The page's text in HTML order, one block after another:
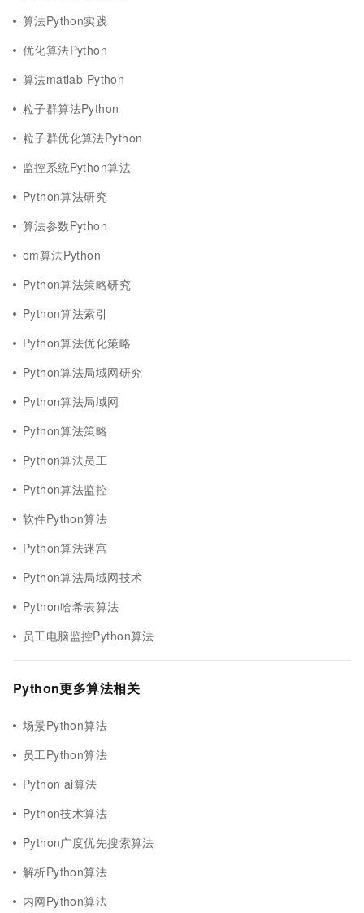
算法Python实践
优化算法Python
算法matlab Python
粒子群算法Python
粒子群优化算法Python
监控系统Python算法
Python算法研究
算法参数Python
em算法Python
Python算法策略研究
Python算法索引
Python算法优化策略
Python算法局域网研究
Python算法局域网
Python算法策略
Python算法员工
Python算法监控
软件Python算法
Python算法迷宫
Python算法局域网技术
Python哈希表算法
员工电脑监控Python算法
Python更多算法相关
场景Python算法
员工Python算法
Python ai算法
Python技术算法
Python广度优先搜索算法
解析Python算法
内网Python算法